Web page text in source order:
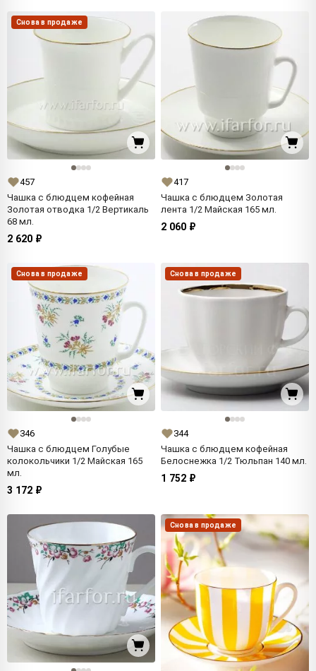
Снова в продаже
457
Чашка с блюдцем кофейная
Золотая отводка 1/2 Вертикаль
68 мл.
2 620 ₽
417
Чашка с блюдцем Золотая
лента 1/2 Майская 165 мл.
2 060 ₽
Снова в продаже
346
Чашка с блюдцем Голубые
колокольчики 1/2 Майская 165
мл.
3 172 ₽
Снова в продаже
344
Чашка с блюдцем кофейная
Белоснежка 1/2 Тюльпан 140 мл.
1 752 ₽
Снова в продаже